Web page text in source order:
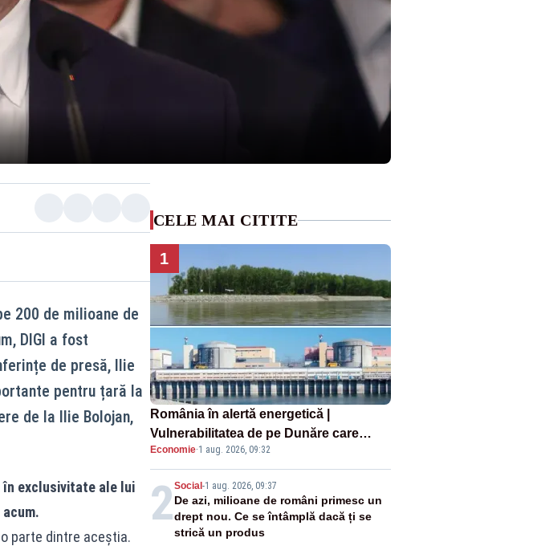
200 de milioane de
DIGI a fost
de presă, Ilie
pentru țară la
de la Ilie Bolojan,
în exclusivitate ale lui
parte dintre aceștia.
CELE MAI CITITE
1
România în alertă energetică |
Vulnerabilitatea de pe Dunăre care
pune în pericol Centrala Cernavodă era
cunoscută de pe vremea lui Ceaușescu
Economie·1 aug. 2026, 09:32
2Social -1 aug. 2026, 09:37
De azi, milioane de români primesc un
drept nou. Ce se întâmplă dacă ți se
strică un produs